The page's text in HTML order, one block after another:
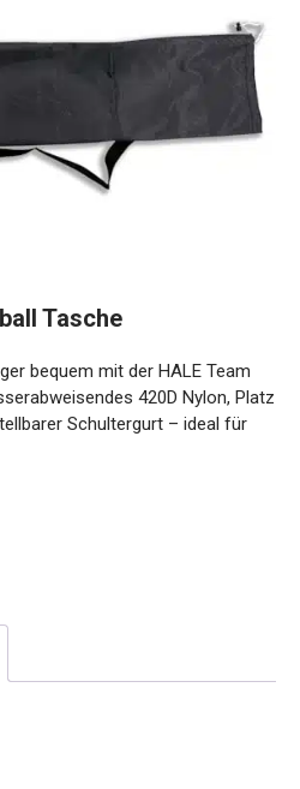
Tasche
bequem mit der HALE Team
420D Nylon, Platz
Schultergurt – ideal für